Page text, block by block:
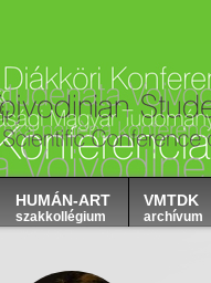
HUMÁN-ART
szakkollégium
VMTDK
archívum